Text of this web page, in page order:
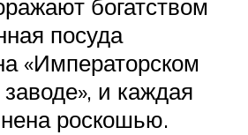
богатством
посуда
«Императорском
и каждая
роскошью.